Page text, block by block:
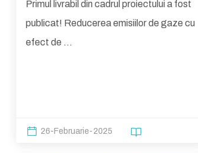
Primul livrabil din cadrul proiectului a fost
publicat! Reducerea emisiilor de gaze cu
efect de ...
26-Februarie-2025